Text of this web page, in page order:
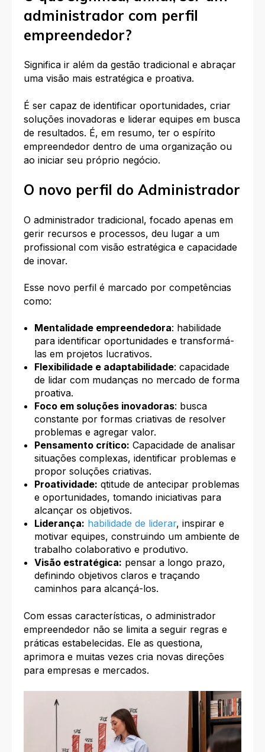
administrador com perfil
empreendedor?
Significa ir além da gestão tradicional e abraçar
uma visão mais estratégica e proativa.
É ser capaz de identificar oportunidades, criar
soluções inovadoras e liderar equipes em busca
de resultados. É, em resumo, ter o espírito
empreendedor dentro de uma organização ou
ao iniciar seu próprio negócio.
O novo perfil do Administrador
O administrador tradicional, focado apenas em
gerir recursos e processos, deu lugar a um
profissional com visão estratégica e capacidade
de inovar.
Esse novo perfil é marcado por competências
como:
Mentalidade empreendedora: habilidade
para identificar oportunidades e transformá-
las em projetos lucrativos.
Flexibilidade e adaptabilidade: capacidade
de lidar com mudanças no mercado de forma
proativa.
Foco em soluções inovadoras: busca
constante por formas criativas de resolver
problemas e agregar valor.
Pensamento crítico: Capacidade de analisar
situações complexas, identificar problemas e
propor soluções criativas.
Proatividade: qtitude de antecipar problemas
e oportunidades, tomando iniciativas para
alcançar os objetivos.
Liderança: habilidade de liderar, inspirar e
motivar equipes, construindo um ambiente de
trabalho colaborativo e produtivo.
Visão estratégica: pensar a longo prazo,
definindo objetivos claros e traçando
caminhos para alcançá-los.
Com essas características, o administrador
empreendedor não se limita a seguir regras e
práticas estabelecidas. Ele as questiona,
aprimora e muitas vezes cria novas direções
para empresas e mercados.